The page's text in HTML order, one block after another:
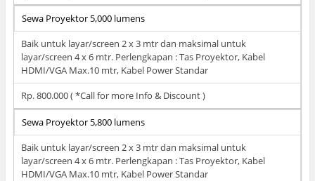
Sewa Proyektor 5,000 lumens
Baik untuk layar/screen 2 x 3 mtr dan maksimal untuk
layar/screen 4 x 6 mtr. Perlengkapan : Tas Proyektor, Kabel
HDMI/VGA Max.10 mtr, Kabel Power Standar
Rp. 800.000 ( *Call for more Info & Discount )
Sewa Proyektor 5,800 lumens
Baik untuk layar/screen 2 x 3 mtr dan maksimal untuk
layar/screen 4 x 6 mtr. Perlengkapan : Tas Proyektor, Kabel
HDMI/VGA Max.10 mtr, Kabel Power Standar